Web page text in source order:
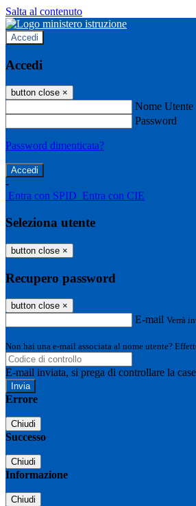
Salta al contenuto
Accedi
Accedi
button close ×
Nome Utente
Password
Password dimenticata?
-
Entra con SPID Entra con CIE
Seleziona utente
button close ×
Recupero password
button close ×
E-mail Verrà
Non hai una e-mail associata al nome utente?
E-mail inviata, si prega di controllare la
Errore
Chiudi
Successo
Chiudi
Informazione
Chiudi